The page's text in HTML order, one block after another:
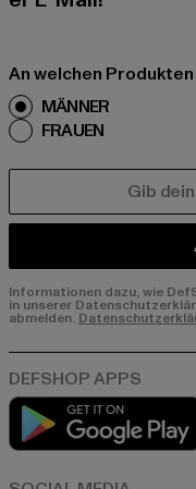
An welchen
MÄNNER
FRAUEN
Informationen dazu, wie
in unserer
abmelden.